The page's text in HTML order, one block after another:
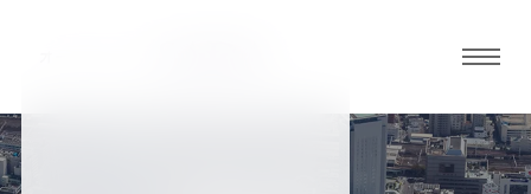
ルメ
ニュ